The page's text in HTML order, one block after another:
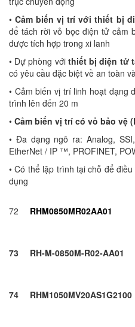
•Cảm biến vị trí với thiết bị
để tách rời vỏ bọc điện tử cảm
được tích hợp trong xi lanh
• Dự phòng với thiết bị điện tử
có yêu cầu đặc biệt về an toàn
• Cảm biến vị trí linh hoạt dạng
trình lên đến 20 m
• Cảm biến vị trí có vỏ bảo vệ
• Đa dạng ngõ ra: Analog,
EtherNet / IP ™, PROFINET,
• Có thể lập trình tại chỗ để
dụng
72 RHM0850MR02AA01
73 RH-M-0850M-R02-AA01
74 RHM1050MV20AS1G2100